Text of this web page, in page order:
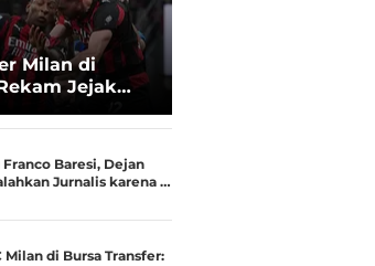
Milan di
Jejak
Baresi, Dejan
Jurnalis karena …
di Bursa Transfer: